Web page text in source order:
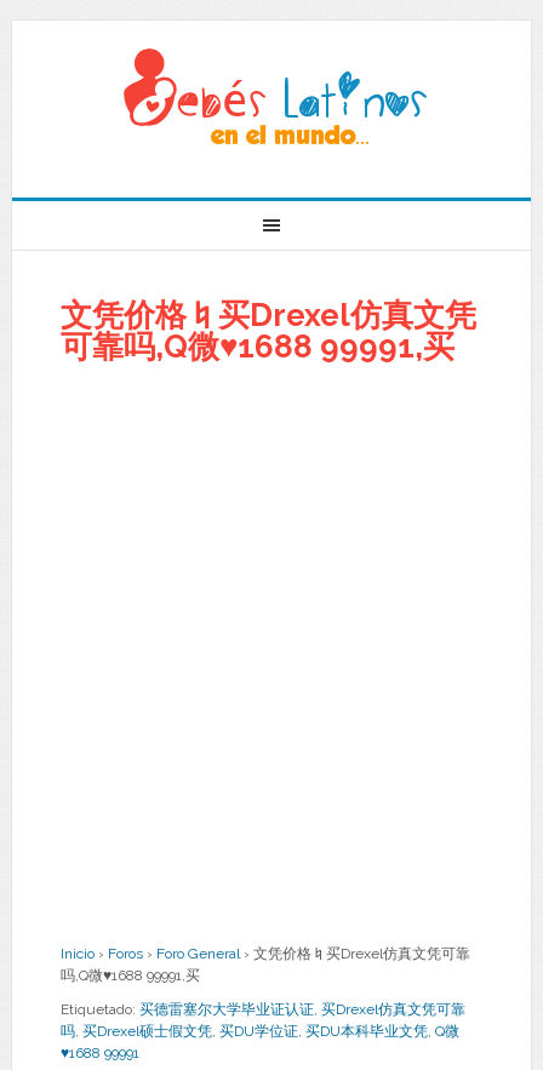
文凭价格♮买Drexel仿真文凭
可靠吗,Q微♥1688 99991,买
Inicio › Foros › Foro General › 文凭价格♮买Drexel仿真文凭可靠
吗,Q微♥1688 99991,买
Etiquetado: 买德雷塞尔大学毕业证认证, 买Drexel仿真文凭可靠
吗, 买Drexel硕士假文凭, 买DU学位证, 买DU本科毕业文凭, Q微
♥1688 99991